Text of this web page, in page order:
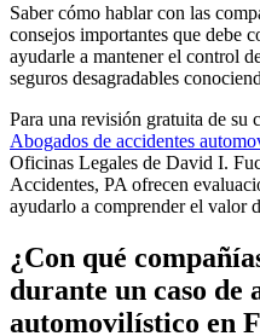
Saber cómo hablar con las
consejos importantes que debe
ayudarle a mantener el control
seguros desagradables
Para una revisión gratuita de su
Abogados de accidentes
Oficinas Legales de David I.
Accidentes, PA ofrecen
ayudarlo a comprender el valor
¿Con qué
durante un caso de
automovilístico en